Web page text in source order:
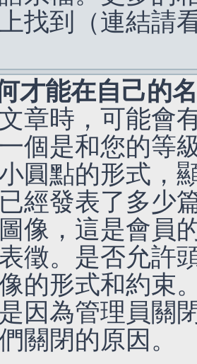
找到（連結請
才能在自己的
章時，可能會
個是和您的等
圓點的形式，
經發表了多少
像，這是會員
徵。是否允許
的形式和約束
因為管理員關
關閉的原因。